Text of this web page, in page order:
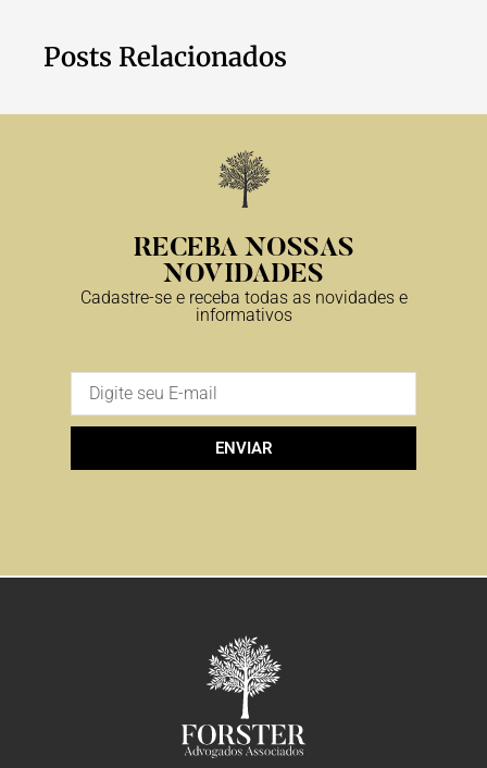
Posts Relacionados
RECEBA NOSSAS
NOVIDADES
Cadastre-se e receba todas as novidades e
informativos
ENVIAR